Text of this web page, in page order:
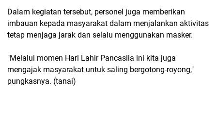
Dalam kegiatan tersebut, personel juga memberikan
imbauan kepada masyarakat dalam menjalankan aktivitas
tetap menjaga jarak dan selalu menggunakan masker.
"Melalui momen Hari Lahir Pancasila ini kita juga
mengajak masyarakat untuk saling bergotong-royong,"
pungkasnya. (tanai)